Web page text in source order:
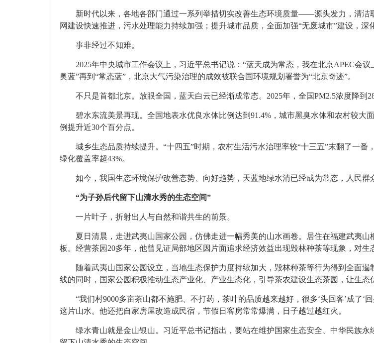
新时代以来，各地各部门通过一系列举措切实改善生态环境质量——源头发力，清洁
网建设快速推进，污水处理能力持续加强； 提升城市品质 ，全面加强“无废城市”建设，
事非经过不知难。
2025年中央城市工作会议上，习近平总书记说：“蓝天成为常态，我在北京APEC会
奥蓝”再到“常态蓝”，北京大气污染治理的成效被联合国环境规划署誉为“北京奇迹”。
不只是首都北京。放眼全国，蓝天白云已经渐成常态。2025年，全国PM2.5浓度降到
碧水东流美景再现。全国地表水优良水体比例达到91.4%，城市黑臭水体和农村较
例提升近30个百分点。
城乡生态品质持续提升。“十四五”时期，农村生活污水治理率较“十三五”末翻了一
绿化覆盖率超43%。
如今，我国生态环境保护改善态势、向好趋势，天蓝地绿水清已经成为常态，人民群
“为子孙后代留下山清水秀的生态空间”
一片叶子，折射出人与自然和谐共生的前景。
夏日清晨，走进武夷山国家公园，仿佛走进一幅秀美的山水画卷。居住在福建武夷
板。经营茶园20多年，他曾见证局部地区因片面追求经济效益出现毁林种茶等现象，对生
随着武夷山国家公园设立，当地生态保护力度持续加大，毁林种茶等行为得到全面
线的同时，国家公园积极推动生态产业化、产业生态化，引导茶农建设生态茶园，让生态
“我们村9000多亩茶山都不施肥、不打药，茶叶的品质越来越好，很多‘头回客’成了
这片山水。他还把自家房屋改造成民宿，节假日客房常常爆满，日子越过越红火。
绿水青山就是金山银山。习近平总书记指出，要站在维护国家生态安全、中华民族